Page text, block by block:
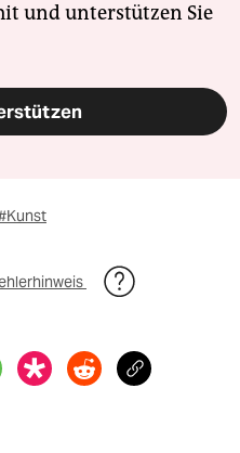
und unterstützen Sie